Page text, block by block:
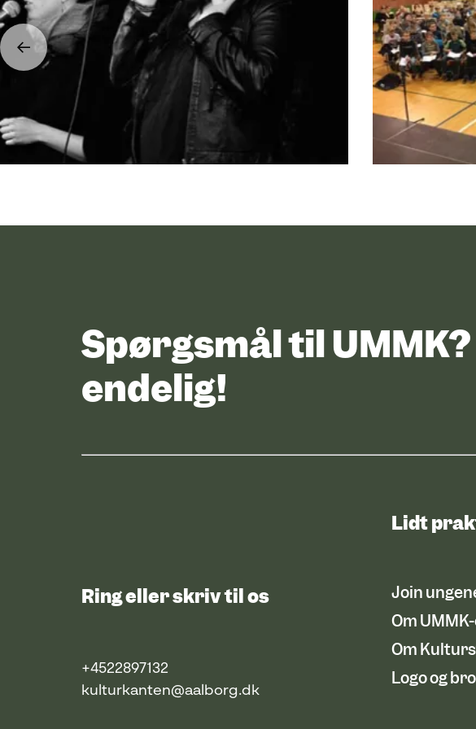
Spørgsmål til
endelig!
Ring eller skriv til os
+4522897132
kulturkanten@aalborg.dk
Lidt
Join
Om
Om
Logo og